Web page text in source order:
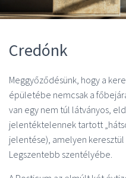
Credónk
Meggyőződésünk, hogy a
épületébe nemcsak a
van egy nem túl látványos,
jelentéktelennek tartott
jelentése), amelyen
Legszentebb szentélyébe.